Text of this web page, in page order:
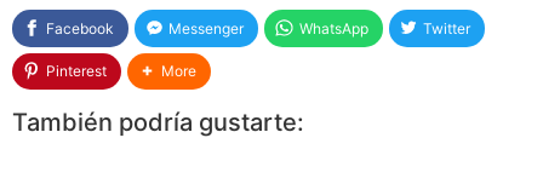
Facebook Messenger WhatsApp Twitter
Pinterest More
También podría gustarte: